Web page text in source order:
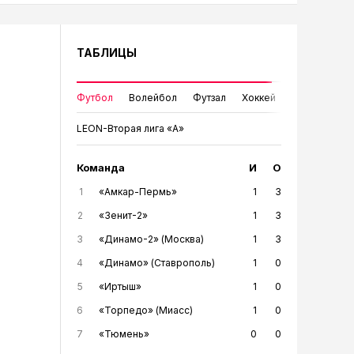
ТАБЛИЦЫ
Футбол Волейбол Футзал Хоккей
LEON-Вторая лига «А»
Команда И О
1 «Амкар-Пермь» 1
3
2
«Зенит-2» 1
3
3
«Динамо-2» (Москва) 1
3
4
«Динамо» (Ставрополь) 1
0
5
«Иртыш» 1
0
6
«Торпедо» (Миасс) 1
0
7
«Тюмень» 0 0